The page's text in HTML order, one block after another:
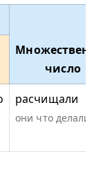
число
расчищали
они что делали?